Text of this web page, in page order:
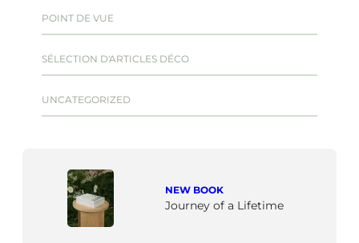
POINT DE VUE
SÉLECTION D'ARTICLES DÉCO
UNCATEGORIZED
NEW BOOK
Journey of a Lifetime